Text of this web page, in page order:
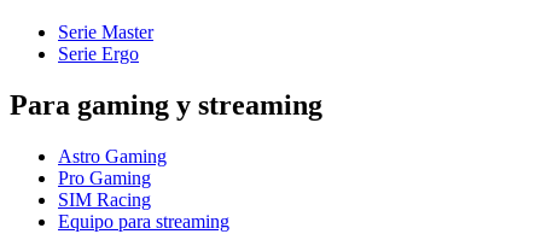
Serie Master
Serie Ergo
Para gaming y streaming
Astro Gaming
Pro Gaming
SIM Racing
Equipo para streaming